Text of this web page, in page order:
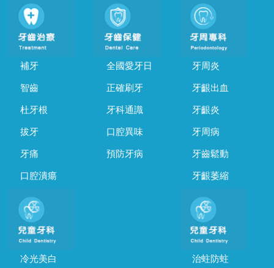
補牙
智齒
杜牙根
拔牙
牙痛
口腔潰瘍
全國愛牙日
正確刷牙
牙科通識
口腔異味
預防牙病
牙周炎
牙齦出血
牙齦炎
牙周病
牙齒鬆動
牙齦萎縮
冷光美白 治蛀防蛀